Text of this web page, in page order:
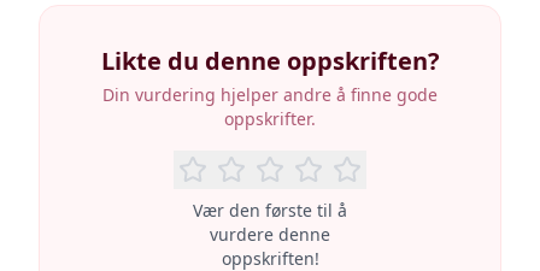
Likte du denne oppskriften?
Din vurdering hjelper andre å finne gode
oppskrifter.
Vær den første til å
vurdere denne
oppskriften!